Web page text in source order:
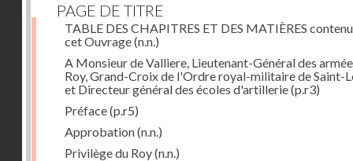
PAGE DE TITRE
TABLE DES CHAPITRES ET DES MATIÈRES
cet Ouvrage(n.n.)
A Monsieur de Valliere, Lieutenant-Général des
Roy, Grand-Croix de l'Ordre royal-militaire de Saint-
et Directeur général des écoles d'artillerie(p.r3)
Préface(p.r5)
Approbation(n.n.)
Privilège du Roy(n.n.)